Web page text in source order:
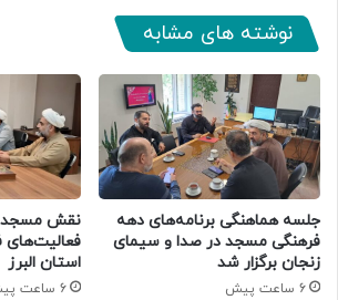
نوشته های مشابه
جلسه هماهنگی برنامه‌های دهه
فرهنگی مسجد در صدا و سیمای
زنجان برگزار شد
6 ساعت پیش
نقش مسجد
فعالیت‌های
استان البرز
6 ساعت پیش